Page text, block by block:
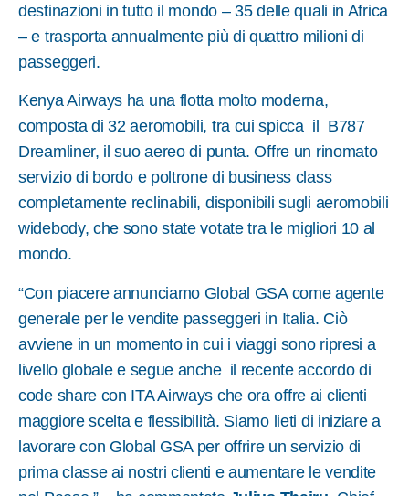
destinazioni in tutto il mondo – 35 delle quali in Africa
– e trasporta annualmente più di quattro milioni di
passeggeri.
Kenya Airways ha una flotta molto moderna,
composta di 32 aeromobili, tra cui spicca il B787
Dreamliner, il suo aereo di punta. Offre un rinomato
servizio di bordo e poltrone di business class
completamente reclinabili, disponibili sugli aeromobili
widebody, che sono state votate tra le migliori 10 al
mondo.
“Con piacere annunciamo Global GSA come agente
generale per le vendite passeggeri in Italia. Ciò
avviene in un momento in cui i viaggi sono ripresi a
livello globale e segue anche il recente accordo di
code share con ITA Airways che ora offre ai clienti
maggiore scelta e flessibilità. Siamo lieti di iniziare a
lavorare con Global GSA per offrire un servizio di
prima classe ai nostri clienti e aumentare le vendite